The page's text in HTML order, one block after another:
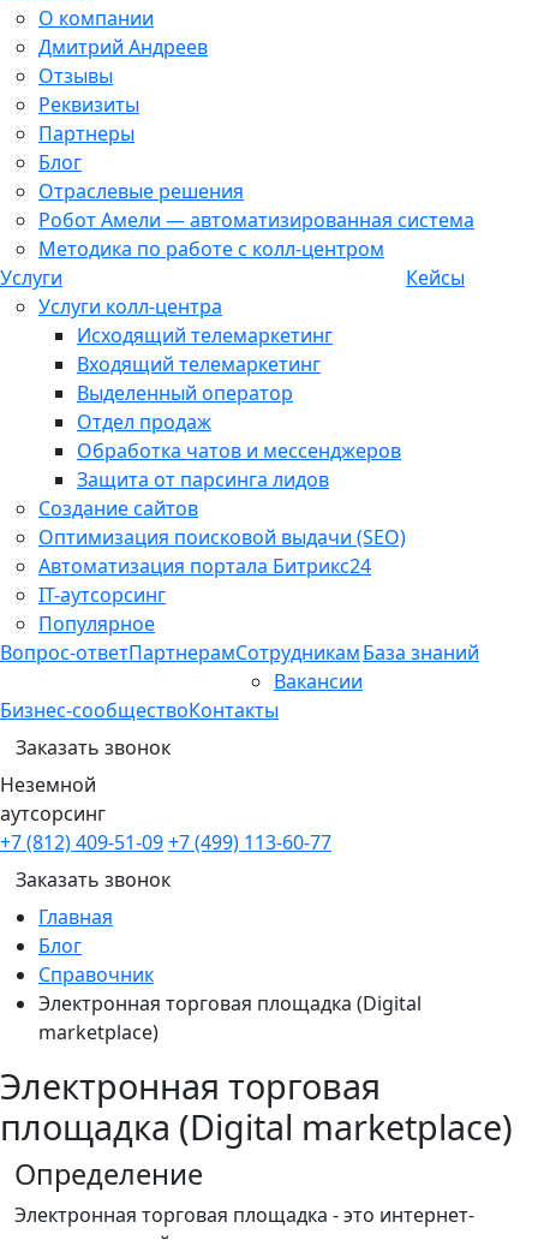
О компании
Дмитрий Андреев
Отзывы
Реквизиты
Партнеры
Блог
Отраслевые решения
Робот Амели — автоматизированная система
Методика по работе с колл-центром
Услуги
Услуги колл-центра
Исходящий телемаркетинг
Входящий телемаркетинг
Выделенный оператор
Отдел продаж
Обработка чатов и мессенджеров
Защита от парсинга лидов
Создание сайтов
Оптимизация поисковой выдачи (SEO)
Автоматизация портала Битрикс24
IT-аутсорсинг
Популярное
Кейсы
Вопрос-ответПартнерамСотрудникам
Вакансии
База знаний
Бизнес-сообществоКонтакты
Заказать звонок
Неземной
аутсорсинг
+7 (812) 409-51-09+7 (499) 113-60-77
Заказать звонок
Главная
Блог
Справочник
Электронная торговая площадка (Digital
marketplace)
Электронная торговая
площадка (Digital marketplace)
Определение
Электронная торговая площадка - это интернет-